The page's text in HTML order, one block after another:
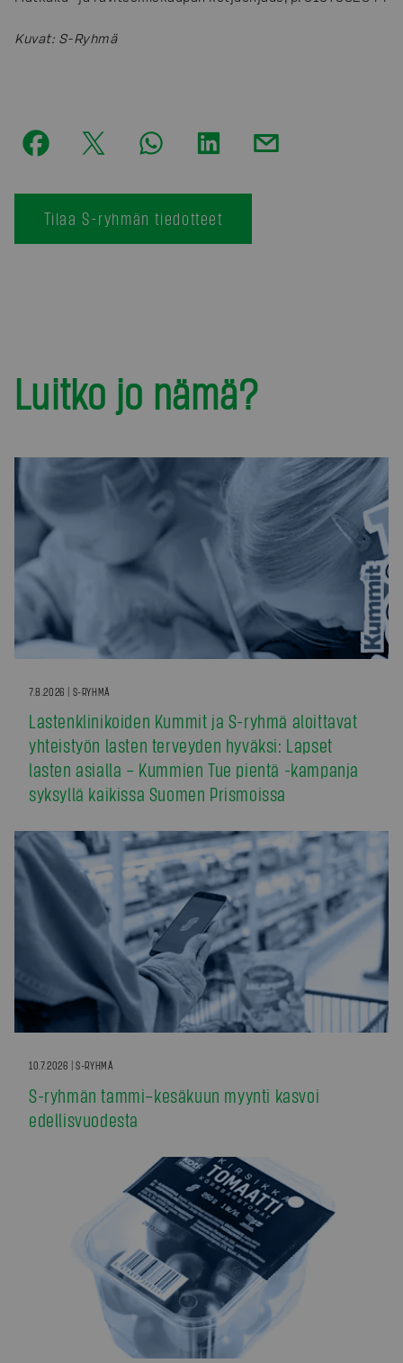
Kuvat: S-Ryhmä
Tilaa S-ryhmän tiedotteet
Luitko jo nämä?
7.8.2026 | S-RYHMÄ
Lastenklinikoiden Kummit ja S-ryhmä aloittavat
yhteistyön lasten terveyden hyväksi: Lapset
lasten asialla – Kummien Tue pientä -kampanja
syksyllä kaikissa Suomen Prismoissa
10.7.2026 | S-RYHMÄ
S-ryhmän tammi–kesäkuun myynti kasvoi
edellisvuodesta